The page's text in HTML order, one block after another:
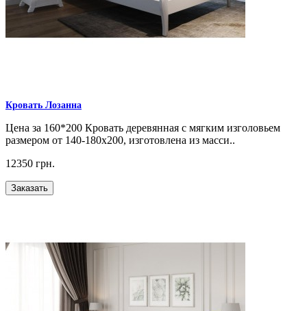
Кровать Лозанна
Цена за 160*200 Кровать деревянная с мягким изголовьем
размером от 140-180х200, изготовлена из масси..
12350 грн.
Заказать